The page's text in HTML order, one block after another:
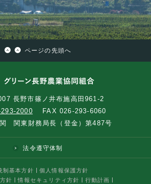
ページの先頭へ
長野市篠ノ井布施高田961-2
2000 FAX 026-293-6060
関東財務局長（登金）第487号
法令遵守体制
制基本方針
個人情報保護方針
針
情報セキュリティ方針
行動計画